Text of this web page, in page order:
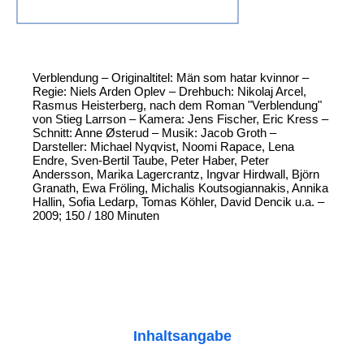
Verblendung – Originaltitel: Män som hatar kvinnor –
Regie: Niels Arden Oplev – Drehbuch: Nikolaj Arcel,
Rasmus Heisterberg, nach dem Roman "Verblendung"
von Stieg Larrson – Kamera: Jens Fischer, Eric Kress –
Schnitt: Anne Østerud – Musik: Jacob Groth –
Darsteller: Michael Nyqvist, Noomi Rapace, Lena
Endre, Sven-Bertil Taube, Peter Haber, Peter
Andersson, Marika Lagercrantz, Ingvar Hirdwall, Björn
Granath, Ewa Fröling, Michalis Koutsogiannakis, Annika
Hallin, Sofia Ledarp, Tomas Köhler, David Dencik u.a. –
2009; 150 / 180 Minuten
Inhaltsangabe